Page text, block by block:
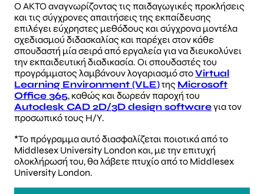
O AKTO αναγνωρίζοντας τις παιδαγωγικές προκλήσεις
και τις σύγχρονες απαιτήσεις της εκπαίδευσης
επιλέγει εύχρηστες μεθόδους και σύγχρονα μοντέλα
σχεδιασμού διδασκαλίας και παρέχει στον κάθε
σπουδαστή μία σειρά από εργαλεία για να διευκολύνει
την εκπαιδευτική διαδικασία. Οι σπουδαστές του
προγράμματος λαμβάνουν λογαριασμό στοVirtual
Learning Environment (VLE)της Microsoft
Office 365, καθώς και δωρεάν παροχή του
Autodesk CAD 2D/3D design softwareγια τον
προσωπικό τους Η/Υ.
*Το πρόγραμμα αυτό διασφαλίζεται ποιοτικά από το
Middlesex University London και, με την επιτυχή
ολοκλήρωσή του, θα λάβετε πτυχίο από το Middlesex
University London.